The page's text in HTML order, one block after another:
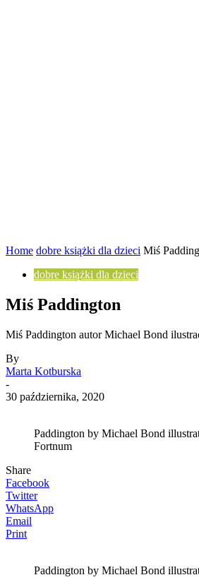
Home dobre książki dla dzieci Miś
dobre książki dla dzieci
Miś Paddington
Miś Paddington autor Michael Bond
By
Marta Kotburska
-
30 października, 2020
Paddington by Michael Bond
Fortnum
Share
Facebook
Twitter
WhatsApp
Email
Print
Paddington by Michael Bond